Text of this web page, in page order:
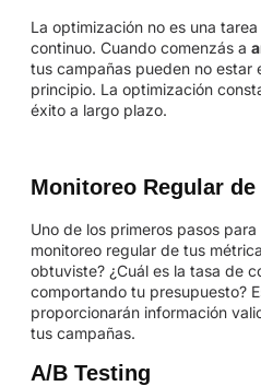
La optimización no es una
continuo. Cuando comenzás a
tus campañas pueden no estar
principio. La optimización
éxito a largo plazo.
Monitoreo Regular
Uno de los primeros pasos
monitoreo regular de tus
obtuviste? ¿Cuál es la tasa de
comportando tu presupuesto?
proporcionarán información
tus campañas.
A/B Testing